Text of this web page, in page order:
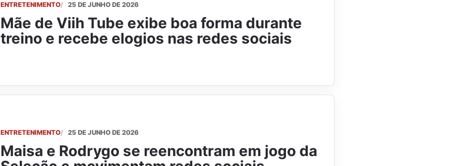
ENTRETENIMENTO 25 DE JUNHO DE 2026
Mãe de Viih Tube exibe boa forma durante
treino e recebe elogios nas redes sociais
ENTRETENIMENTO 25 DE JUNHO DE 2026
Maisa e Rodrygo se reencontram em jogo da